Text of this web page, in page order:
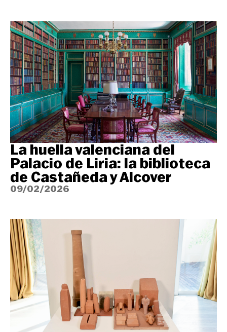
La huella valenciana del
Palacio de Liria: la biblioteca
de Castañeda y Alcover
09/02/2026